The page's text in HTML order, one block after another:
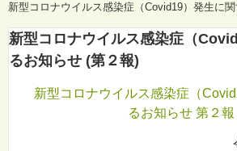
新型コロナウイルス感染症（Covid19）発生に
新型コロナウイルス感染症（
るお知らせ (第２報)
新型コロナウイルス感染症（
るお知らせ 第２報